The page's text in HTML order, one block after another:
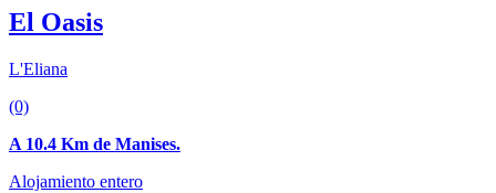
El Oasis
L'Eliana
(0)
A 10.4 Km de Manises.
Alojamiento entero